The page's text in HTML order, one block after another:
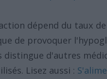
dépend du taux
de provoquer
distingue d'autres
Lisez aussi :